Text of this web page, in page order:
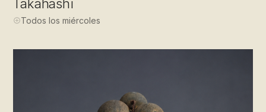
Takahashi
Todos los miércoles